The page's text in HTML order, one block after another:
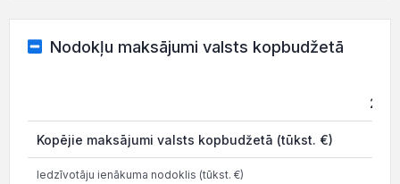
Nodokļu maksājumi valsts kopbudžetā
2025
Kopējie maksājumi valsts kopbudžetā (tūkst. €)
Iedzīvotāju ienākuma nodoklis (tūkst. €)